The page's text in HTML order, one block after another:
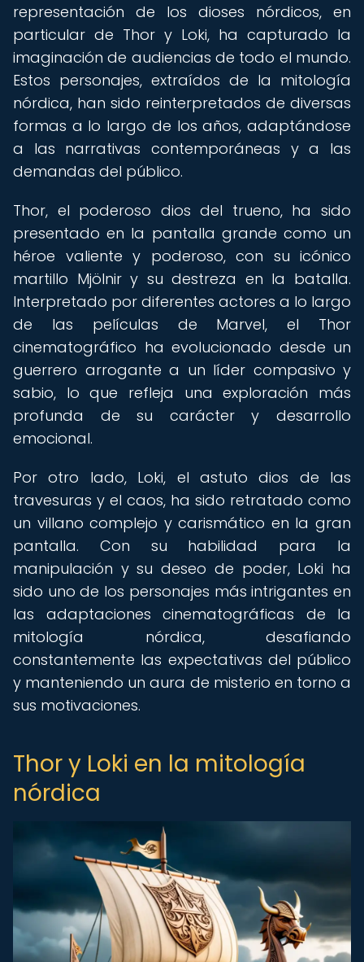
representación de los dioses nórdicos, en
particular de Thor y Loki, ha capturado la
imaginación de audiencias de todo el mundo.
Estos personajes, extraídos de la mitología
nórdica, han sido reinterpretados de diversas
formas a lo largo de los años, adaptándose
a las narrativas contemporáneas y a las
demandas del público.
Thor, el poderoso dios del trueno, ha sido
presentado en la pantalla grande como un
héroe valiente y poderoso, con su icónico
martillo Mjölnir y su destreza en la batalla.
Interpretado por diferentes actores a lo largo
de las películas de Marvel, el Thor
cinematográfico ha evolucionado desde un
guerrero arrogante a un líder compasivo y
sabio, lo que refleja una exploración más
profunda de su carácter y desarrollo
emocional.
Por otro lado, Loki, el astuto dios de las
travesuras y el caos, ha sido retratado como
un villano complejo y carismático en la gran
pantalla. Con su habilidad para la
manipulación y su deseo de poder, Loki ha
sido uno de los personajes más intrigantes en
las adaptaciones cinematográficas de la
mitología nórdica, desafiando
constantemente las expectativas del público
y manteniendo un aura de misterio en torno a
sus motivaciones.
Thor y Loki en la mitología
nórdica